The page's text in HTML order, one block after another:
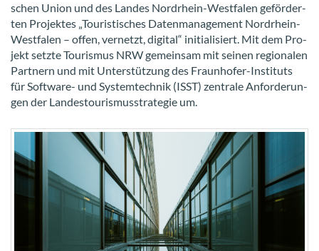
schen Union und des Lan­des Nordrhein-​Westfalen ge­för­der­
ten Pro­jek­tes „Tou­ris­ti­sches Da­ten­ma­nage­ment Nordrhein-​
Westfalen – offen, ver­netzt, di­gi­tal“ in­itia­li­siert. Mit dem Pro­
jekt setz­te Tou­ris­mus NRW ge­mein­sam mit sei­nen re­gio­na­len
Part­nern und mit Un­ter­stüt­zung des Fraunhofer-​Instituts
für Software-​ und Sys­tem­tech­nik (ISST) zen­tra­le An­for­de­run­
gen der Lan­des­tou­ris­mus­stra­te­gie um.